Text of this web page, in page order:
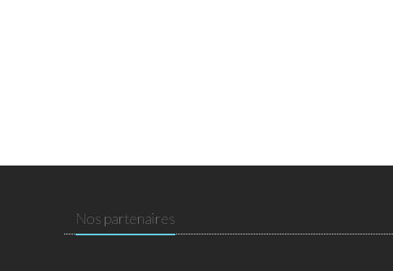
Nos partenaires